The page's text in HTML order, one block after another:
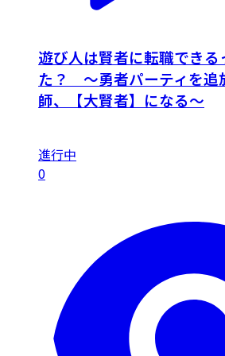
遊び人は賢者に転職できる
た？ ～勇者パーティを追
師、【大賢者】になる～
進行中
0